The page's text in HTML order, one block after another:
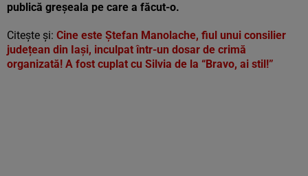
publică greșeala pe care a făcut-o.
Citește și: Cine este Ștefan Manolache, fiul unui consilier
județean din Iași, inculpat într-un dosar de crimă
organizată! A fost cuplat cu Silvia de la “Bravo, ai stil!”